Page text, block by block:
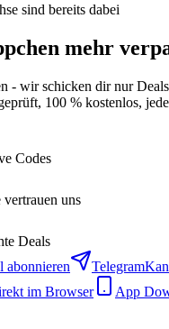
sind bereits dabei
mehr
- wir schicken dir nur
100 % kostenlos,
Codes
uns
Deals
abonnieren Telegram
im Browser App